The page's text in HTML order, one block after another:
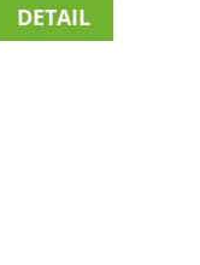
DETAIL